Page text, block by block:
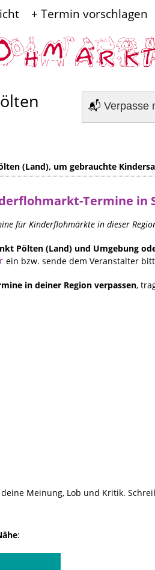
+ Termin vorschlagen
📬 Verpasse
(Land), um gebrauchte
Termine in
für Kinderflohmärkte in dieser
Pölten (Land) und Umgebung
ein bzw. sende dem Veranstalter
in deiner Region verpassen,
Meinung, Lob und Kritik.
: